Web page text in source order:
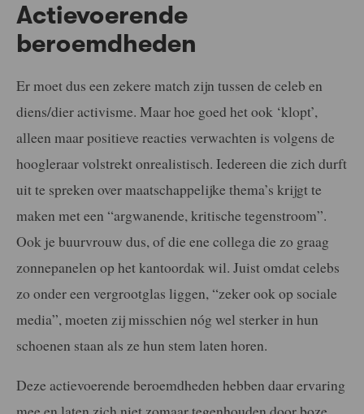
Actievoerende
beroemdheden
Er moet dus een zekere match zijn tussen de celeb en
diens/dier activisme. Maar hoe goed het ook ‘klopt’,
alleen maar positieve reacties verwachten is volgens de
hoogleraar volstrekt onrealistisch. Iedereen die zich durft
uit te spreken over maatschappelijke thema’s krijgt te
maken met een “argwanende, kritische tegenstroom”.
Ook je buurvrouw dus, of die ene collega die zo graag
zonnepanelen op het kantoordak wil. Juist omdat celebs
zo onder een vergrootglas liggen, “zeker ook op sociale
media”, moeten zij misschien nóg wel sterker in hun
schoenen staan als ze hun stem laten horen.
Deze actievoerende beroemdheden hebben daar ervaring